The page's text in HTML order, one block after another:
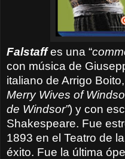
Falstaffes una “
con música de
italiano de Arrigo
Merry Wives of
de Windsor”) y con
Shakespeare. Fue
1893 en el Teatro de
éxito. Fue la última